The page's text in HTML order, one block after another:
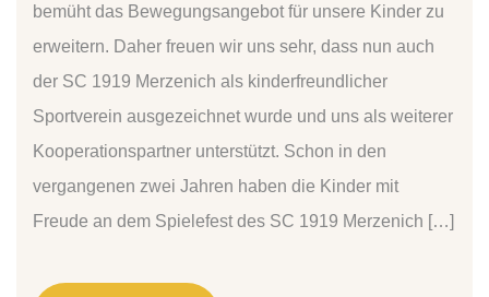
bemüht das Bewegungsangebot für unsere Kinder zu
erweitern. Daher freuen wir uns sehr, dass nun auch
der SC 1919 Merzenich als kinderfreundlicher
Sportverein ausgezeichnet wurde und uns als weiterer
Kooperationspartner unterstützt. Schon in den
vergangenen zwei Jahren haben die Kinder mit
Freude an dem Spielefest des SC 1919 Merzenich […]